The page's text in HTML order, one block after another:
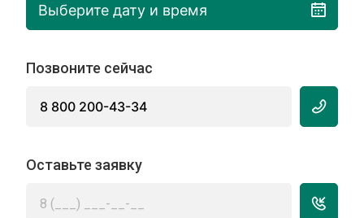
Выберите дату и время
Позвоните сейчас
8 800 200-43-34
Оставьте заявку